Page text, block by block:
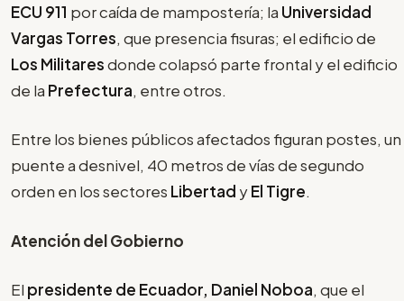
ECU 911 por caída de mampostería; la Universidad
Vargas Torres, que presencia fisuras; el edificio de
Los Militaresdonde colapsó parte frontal y el edificio
de la Prefectura, entre otros.
Entre los bienes públicos afectados figuran postes, un
puente a desnivel, 40 metros de vías de segundo
orden en los sectores Libertad yEl Tigre.
Atención del Gobierno
El presidente de Ecuador, Daniel Noboa, que el